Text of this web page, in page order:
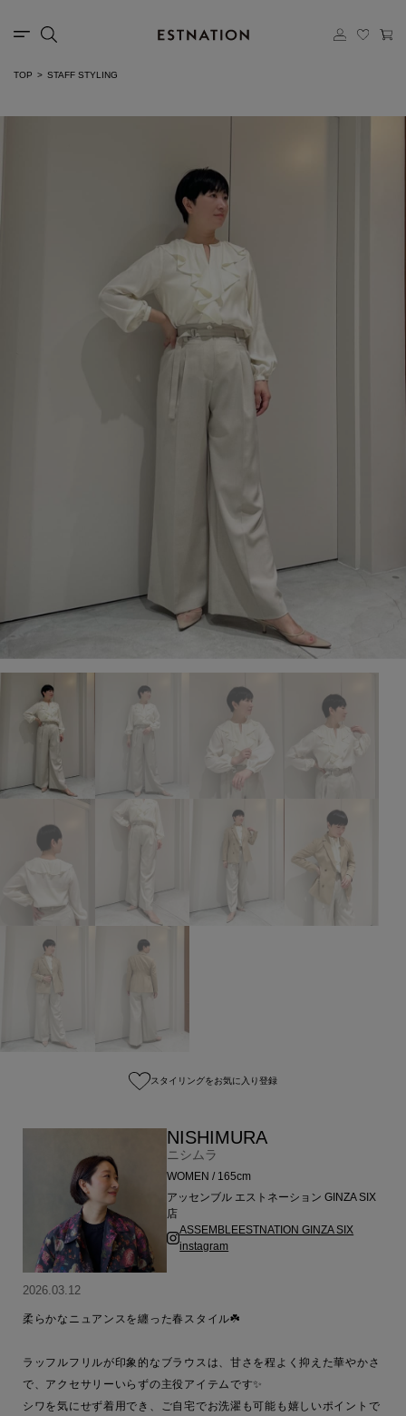
TOP STAFF STYLING
スタイリングをお気に入り登録
NISHIMURA
ニシムラ
WOMEN / 165cm
アッセンブル エストネーション GINZA SIX
店
ASSEMBLEESTNATION GINZA SIX
instagram
2026.03.12
柔らかなニュアンスを纏った春スタイル☘️
ラッフルフリルが印象的なブラウスは、甘さを程よく抑えた華やかさ
で、アクセサリーいらずの主役アイテムです✨
シワを気にせず着用でき、ご自宅でお洗濯も可能も嬉しいポイントで